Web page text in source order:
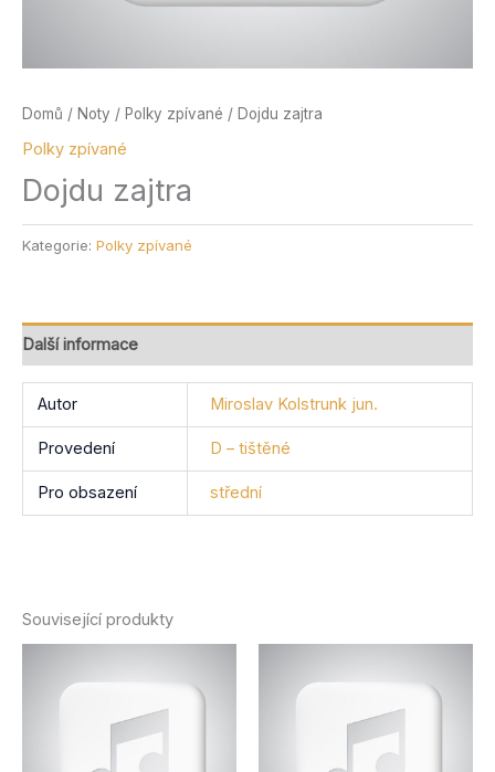
Domů / Noty / Polky zpívané / Dojdu zajtra
Polky zpívané
Dojdu zajtra
Kategorie: Polky zpívané
Další informace
Autor Miroslav Kolstrunk jun.
Provedení D – tištěné
Pro obsazení střední
Související produkty